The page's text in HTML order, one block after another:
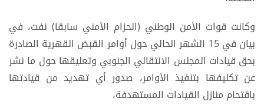
وكانت قوات الأمن الوطني (الحزام الأمني سابقا) نفت، في
بيان في 15 الشهر الحالي حول أوامر القبض القهرية الصادرة
بحق قيادات المجلس الانتقالي الجنوبي وتعليقها حول ما نشر
عن تكليفها بتنفيذ الأوامر، صدور أي تهديد من قيادتها
باقتحام منازل القيادات المستهدفة،